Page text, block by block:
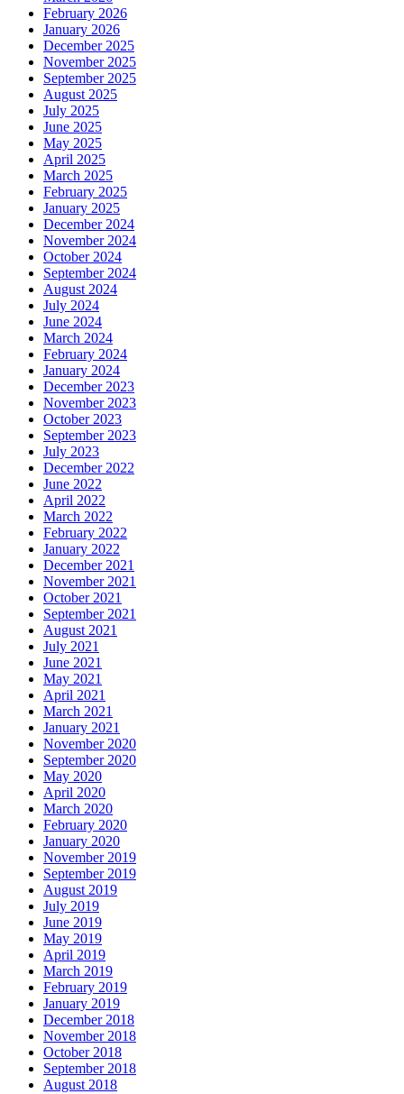
February 2026
January 2026
December 2025
November 2025
September 2025
August 2025
July 2025
June 2025
May 2025
April 2025
March 2025
February 2025
January 2025
December 2024
November 2024
October 2024
September 2024
August 2024
July 2024
June 2024
March 2024
February 2024
January 2024
December 2023
November 2023
October 2023
September 2023
July 2023
December 2022
June 2022
April 2022
March 2022
February 2022
January 2022
December 2021
November 2021
October 2021
September 2021
August 2021
July 2021
June 2021
May 2021
April 2021
March 2021
January 2021
November 2020
September 2020
May 2020
April 2020
March 2020
February 2020
January 2020
November 2019
September 2019
August 2019
July 2019
June 2019
May 2019
April 2019
March 2019
February 2019
January 2019
December 2018
November 2018
October 2018
September 2018
August 2018